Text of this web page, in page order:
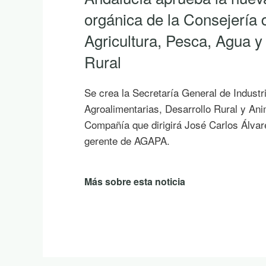
orgánica de la Consejería
Agricultura, Pesca, Agua
Rural
Se crea la Secretaría General de
Agroalimentarias, Desarrollo Rural y
Compañía que dirigirá José Carlos
gerente de AGAPA.
Más sobre esta noticia